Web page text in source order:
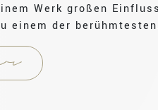
Werk großen
einem der